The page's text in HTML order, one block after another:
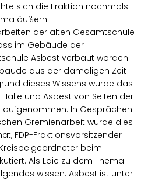
sich die Fraktion nochmals
äußern.
der alten Gesamtschule
im Gebäude der
Asbest verbaut worden
aus der damaligen Zeit
dieses Wissens wurde das
und Asbest von Seiten der
aufgenommen. In Gesprächen
Gremienarbeit wurde dies
FDP-Fraktionsvorsitzender
beim
Als Laie zu dem Thema
wissen. Asbest ist unter